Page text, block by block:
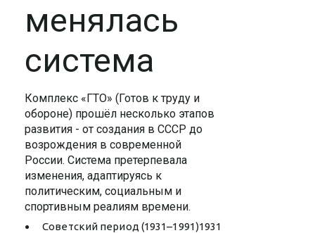
менялась
система
Комплекс «ГТО» (Готов к труду и
обороне) прошёл несколько этапов
развития - от создания в СССР до
возрождения в современной
России. Система претерпевала
изменения, адаптируясь к
политическим, социальным и
спортивным реалиям времени.
Советский период (1931–1991)1931